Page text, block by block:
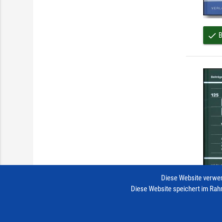
done
done
Diese Website
Diese Website speichert im